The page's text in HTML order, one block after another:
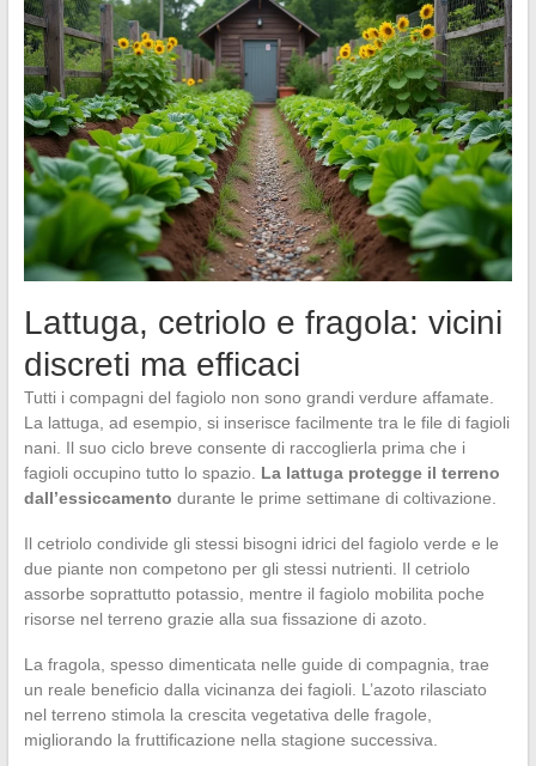
Lattuga, cetriolo e fragola: vicini
discreti ma efficaci
Tutti i compagni del fagiolo non sono grandi verdure affamate.
La lattuga, ad esempio, si inserisce facilmente tra le file di fagioli
nani. Il suo ciclo breve consente di raccoglierla prima che i
fagioli occupino tutto lo spazio. La lattuga protegge il terreno
dall’essiccamento durante le prime settimane di coltivazione.
Il cetriolo condivide gli stessi bisogni idrici del fagiolo verde e le
due piante non competono per gli stessi nutrienti. Il cetriolo
assorbe soprattutto potassio, mentre il fagiolo mobilita poche
risorse nel terreno grazie alla sua fissazione di azoto.
La fragola, spesso dimenticata nelle guide di compagnia, trae
un reale beneficio dalla vicinanza dei fagioli. L’azoto rilasciato
nel terreno stimola la crescita vegetativa delle fragole,
migliorando la fruttificazione nella stagione successiva.